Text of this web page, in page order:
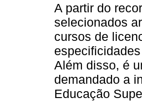
A partir do
selecionados
cursos de
Além disso, é
demandado a
Educação